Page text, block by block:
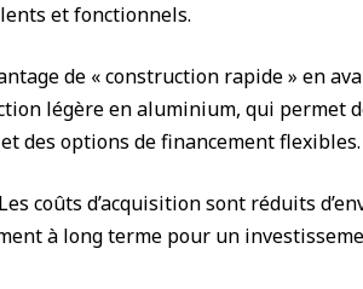
et fonctionnels.
de « construction rapide » en
légère en aluminium, qui permet
des options de financement flexibles.
coûts d’acquisition sont réduits
à long terme pour un